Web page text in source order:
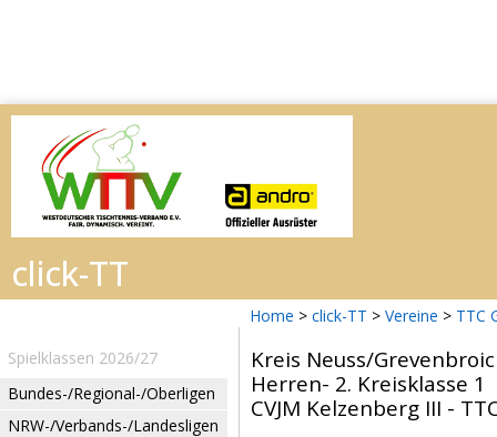
Home > click-TT > Vereine > TTC
Spielklassen 2026/27
Bundes-/Regional-/Oberligen
NRW-/Verbands-/Landesligen
Kreis Neuss/
Herren- 2. Kreisklasse 1
CVJM Kelzenberg III -